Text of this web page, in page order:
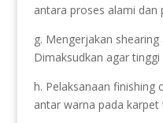
antara proses alami dan
g. Mengerjakan
Dimaksudkan agar
h. Pelaksanaan finishing
antar warna pada